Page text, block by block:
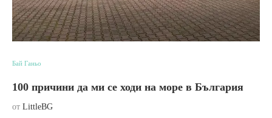
Бай Ганьо
100 причини да ми се ходи на море в България
от LittleBG